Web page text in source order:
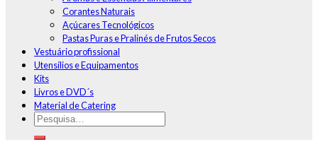
Corantes Naturais
Açúcares Tecnológicos
Pastas Puras e Pralinés de Frutos Secos
Vestuário profissional
Utensílios e Equipamentos
Kits
Livros e DVD´s
Material de Catering